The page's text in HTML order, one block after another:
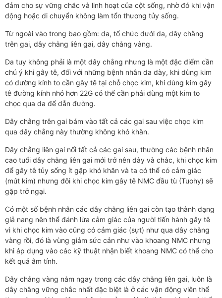
đảm cho sự vững chắc và linh hoạt của cột sống, nhờ đó khi vận
động hoặc di chuyển không làm tổn thương tủy sống.
Từ ngoài vào trong bao gồm: da, tổ chức dưới da, dây chằng
trên gai, dây chằng liên gai, dây chằng vàng.
Da tuy không phải là một dây chằng nhưng là một đặc điểm cần
chú ý khi gây tê, đối với những bệnh nhân da dày, khi dùng kim
có đường kính to cần gây tê tại chỗ chọc kim, khi dùng kim gây
tê đường kính nhỏ hơn 22G có thể cần phải dùng một kim to
chọc qua da để dẫn đường.
Dây chằng trên gai bám vào tất cả các gai sau việc chọc kim
qua dây chằng này thường không khó khăn.
Dây chằng liên gai nối tất cả các gai sau, thường các bệnh nhân
cao tuổi dây chằng liên gai mới trở nên dày và chắc, khi chọc kim
để gây tê tủy sống ít gặp khó khăn và ta có thể có cảm giác
(mút kim) nhưng đôi khi chọc kim gây tê NMC đầu tù (Tuohy) sẽ
gặp trở ngại.
Có một số bệnh nhân các dây chằng liên gai còn tạo thành dạng
giả nang nên thể đánh lừa cảm giác của người tiến hành gây tê
vì khi chọc kim vào cũng có cảm giác (sựt) như qua dây chằng
vàng rồi, đó là vùng giảm sức cản như vào khoang NMC nhưng
khi áp dụng vào các kỹ thuật nhận biết khoang NMC có thể cho
kết quả âm tính.
Dây chằng vàng nằm ngay trong các dây chằng liên gai, luôn là
dây chằng vững chắc nhất đặc biệt là ở các vận động viên thể